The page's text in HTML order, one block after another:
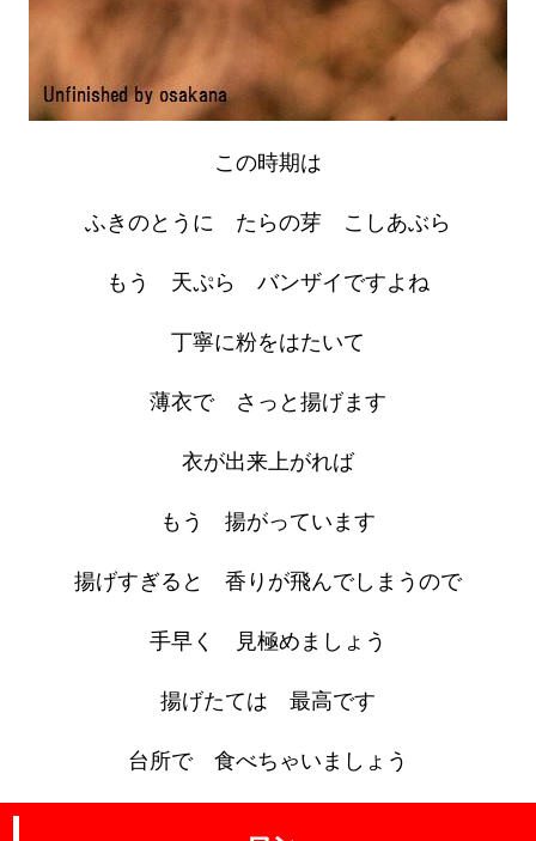
この時期は
ふきのとうに たらの芽 こしあぶら
もう 天ぷら バンザイですよね
丁寧に粉をはたいて
薄衣で さっと揚げます
衣が出来上がれば
もう 揚がっています
揚げすぎると 香りが飛んでしまうので
手早く 見極めましょう
揚げたては 最高です
台所で 食べちゃいましょう